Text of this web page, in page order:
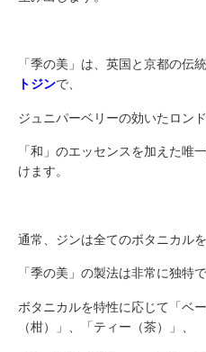
「季の美」は、英国と京都の伝
トジンで、
ジュニパーベリーの効いたロン
「和」のエッセンスを加えた唯
けます。
通常、ジンは全てのボタニカル
「季の美」の製法は非常に独特で
ボタニカルを特性に応じて「ベ
（柑）」、「ティー（茶）」、